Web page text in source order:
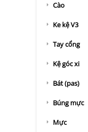
Cào
Ke kệ V3
Tay cổng
Kệ góc xi
Bát (pas)
Búng mực
Mực